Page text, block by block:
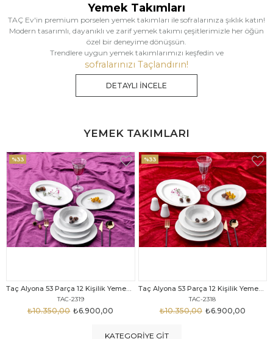
Yemek Takımları
TAÇ Ev'in premium porselen yemek takımları ile sofralarınıza şıklık katın!
Modern tasarımlı, dayanıklı ve zarif yemek takımı çeşitlerimizle her öğün
özel bir deneyime dönüşsün.
Trendlere uygun yemek takımlarımızı keşfedin ve
sofralarınızı Taçlandırın!
DETAYLI İNCELE
YEMEK TAKIMLARI
Taç Alyona 53 Parça 12 Kişilik Yemek Takımı Gold
TAC-2318
₺6.900,00
₺10.350,00
%33
Taç Eliza Alyona 53 Parça 12 Kişilik Yemek Takımı Platin
TAC-2316
₺9.499,00
₺12.669,00
%25
KATEGORIYE GIT